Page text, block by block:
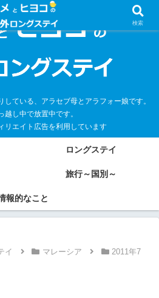
ている、アラセブ母とアラフォー娘です。
越し中で放置中です。
リエイト広告を利用しています
ロングステイ
旅行～国別～
報的なこと
イ マレーシア
2011年7
検索